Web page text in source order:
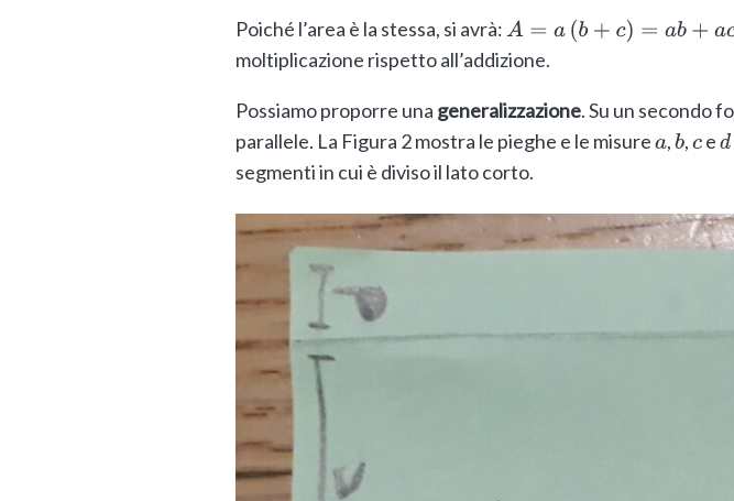
Poiché l’area è la stessa, si avrà:A= a(b+ c)=ab+a c
moltiplicazione rispetto all’addizione.
Possiamo proporre una generalizzazione. Su un secondo
parallele. La Figura 2 mostra le pieghe e le misurea,b,ced
segmenti in cui è diviso il lato corto.